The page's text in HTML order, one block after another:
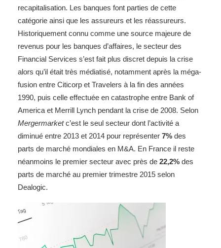
recapitalisation. Les banques font parties de cette
catégorie ainsi que les assureurs et les réassureurs.
Historiquement connu comme une source majeure de
revenus pour les banques d’affaires, le secteur des
Financial Services s’est fait plus discret depuis la crise
alors qu’il était très médiatisé, notamment après la méga-
fusion entre Citicorp et Travelers à la fin des années
1990, puis celle effectuée en catastrophe entre Bank of
America et Merrill Lynch pendant la crise de 2008. Selon
Mergermarketc’est le seul secteur dont l’activité a
diminué entre 2013 et 2014 pour représenter 7% des
parts de marché mondiales en M&A. En France il reste
néanmoins le premier secteur avec près de 22,2% des
parts de marché au premier trimestre 2015 selon
Dealogic.